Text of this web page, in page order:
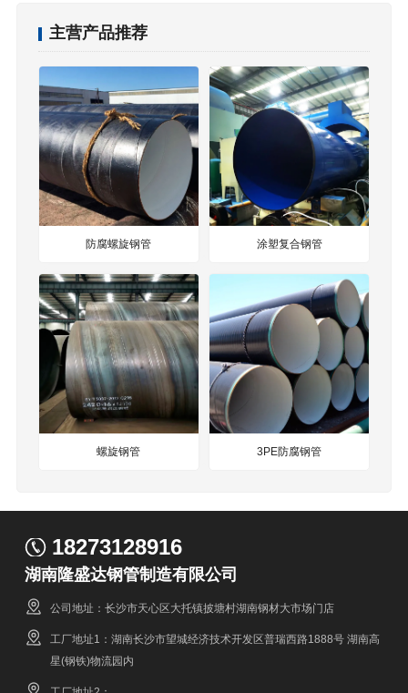
主营产品推荐
防腐螺旋钢管 涂塑复合钢管
螺旋钢管 3PE防腐钢管
18273128916
湖南隆盛达钢管制造有限公司
公司地址：长沙市天心区大托镇披塘村湖南钢材大市场门店
工厂地址1：湖南长沙市望城经济技术开发区普瑞西路1888号 湖南高
星(钢铁)物流园内